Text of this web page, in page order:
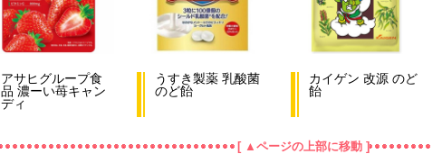
アサヒグループ食
品 濃ーい苺キャン
ディ
うすき製薬 乳酸菌
のど飴
カイゲン 改源 のど
飴
[ ▲ページの上部に移動 ]